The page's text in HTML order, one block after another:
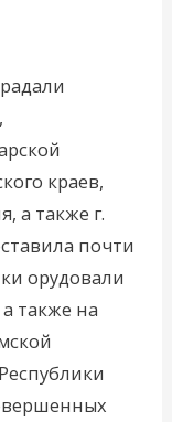
краев,
а также г.
почти
орудовали
также на